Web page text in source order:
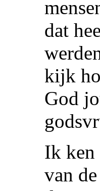
dat
kijk
God
Ik ken
van